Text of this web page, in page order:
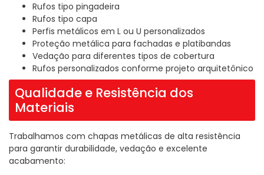
Rufos tipo pingadeira
Rufos tipo capa
Perfis metálicos em L ou U personalizados
Proteção metálica para fachadas e platibandas
Vedação para diferentes tipos de cobertura
Rufos personalizados conforme projeto arquitetônico
Qualidade e Resistência dos
Materiais
Trabalhamos com chapas metálicas de alta resistência
para garantir durabilidade, vedação e excelente
acabamento: